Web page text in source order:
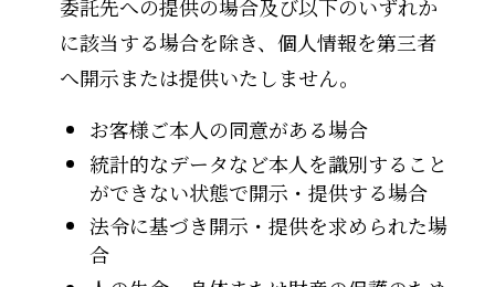
委託先への提供の場合及び以下のいずれか
に該当する場合を除き、個人情報を第三者
へ開示または提供いたしません。
お客様ご本人の同意がある場合
統計的なデータなど本人を識別すること
ができない状態で開示・提供する場合
法令に基づき開示・提供を求められた場
合